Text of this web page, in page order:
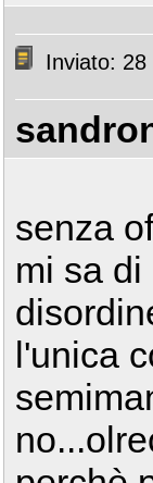
Inviato:
senza
mi sa
l'unica